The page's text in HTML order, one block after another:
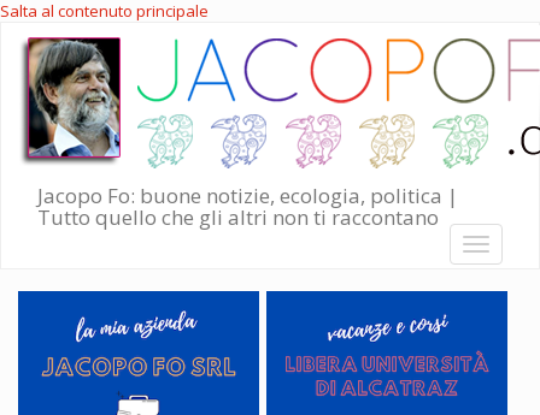
Salta al contenuto principale
Jacopo Fo: buone notizie, ecologia, politica |
Tutto quello che gli altri non ti raccontano
Toggle